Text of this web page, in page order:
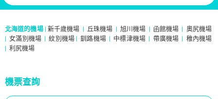
北海道的機場| 新千歲機場 | 丘珠機場 | 旭川機場 | 函館機場 | 奧尻機場
|女滿別機場|紋別機場|釧路機場| 中標津機場 | 帶廣機場 | 稚內機場
| 利尻機場
機票查詢